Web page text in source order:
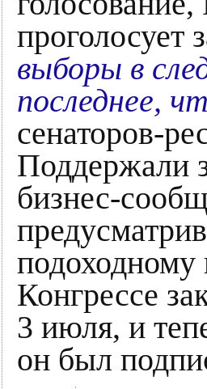
проголосует
выборы в
последнее,
сенаторов-
Поддержали
бизнес-
подоходному
Конгрессе
3 июля, и
он был